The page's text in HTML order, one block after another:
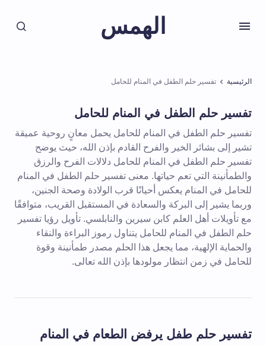
الهمس
الرئيسية تفسير حلم الطفل في المنام للحامل
تفسير حلم الطفل في المنام للحامل
تفسير حلم الطفل في المنام للحامل يحمل معانٍ روحية عميقة
تشير إلى بشائر الخير والفرح القادم بإذن الله، حيث يوضح
تفسير حلم الطفل في المنام للحامل دلالات الفرح والرزق
والطمأنينة التي تعم حياتها. معنى تفسير حلم الطفل في المنام
للحامل في المنام يعكس أحيانًا قرب الولادة وصحة الجنين،
وربما يشير إلى البركة والسعادة في المستقبل القريب، متوافقًا
مع تأويلات أهل العلم كابن سيرين والنابلسي. تأويل رؤيا تفسير
حلم الطفل في المنام للحامل يتناول رموز البراءة والنقاء
والحماية الإلهية، مما يجعل هذا الحلم مصدر طمأنينة وقوة
للحامل في زمن انتظار مولودها بإذن الله تعالى.
تفسير حلم طفل يرفض الطعام في المنام